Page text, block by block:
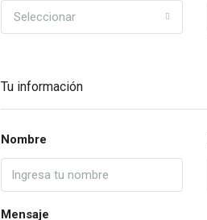
Seleccionar
Tu información
Nombre
Mensaje